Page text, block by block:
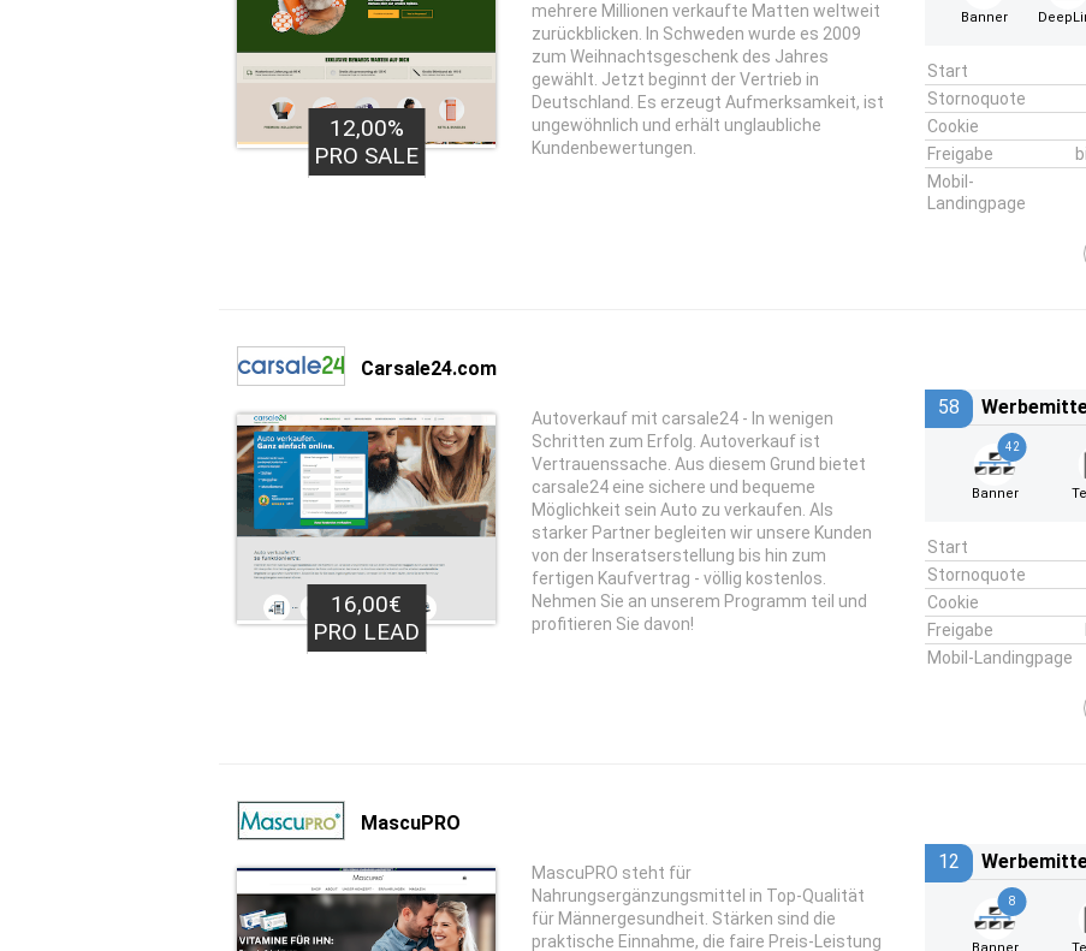
12,00%
PRO SALE
mehrere Millionen verkaufte Matten weltweit
zurückblicken. In Schweden wurde es 2009
zum Weihnachtsgeschenk des Jahres
gewählt. Jetzt beginnt der Vertrieb in
Deutschland. Es erzeugt Aufmerksamkeit, ist
ungewöhnlich und erhält unglaubliche
Kundenbewertungen.
Banner
Start
Stornoquote
Cookie
Freigabe
Mobil-
Landingpage
Carsale24.com
16,00€
PRO LEAD
Autoverkauf mit carsale24 - In wenigen
Schritten zum Erfolg. Autoverkauf ist
Vertrauenssache. Aus diesem Grund bietet
carsale24 eine sichere und bequeme
Möglichkeit sein Auto zu verkaufen. Als
starker Partner begleiten wir unsere Kunden
von der Inseratserstellung bis hin zum
fertigen Kaufvertrag - völlig kostenlos.
Nehmen Sie an unserem Programm teil und
profitieren Sie davon!
58
42
Banner
Start
Stornoquote
Cookie
Freigabe
Mobil-Landingpage
MascuPRO
MascuPRO steht für
Nahrungsergänzungsmittel in Top-Qualität
für Männergesundheit. Stärken sind die
praktische Einnahme, die faire Preis-Leistung
12
8